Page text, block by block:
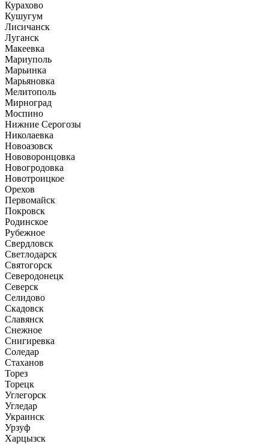
Курахово
Кушугум
Лисичанск
Луганск
Макеевка
Мариуполь
Марьинка
Марьяновка
Мелитополь
Мирноград
Моспино
Нижние Серогозы
Николаевка
Новоазовск
Нововоронцовка
Новогродовка
Новотроицкое
Орехов
Первомайск
Покровск
Родинское
Рубежное
Свердловск
Светлодарск
Святогорск
Северодонецк
Северск
Селидово
Скадовск
Славянск
Снежное
Снигиревка
Соледар
Стаханов
Торез
Торецк
Углегорск
Угледар
Украинск
Урзуф
Харцызск